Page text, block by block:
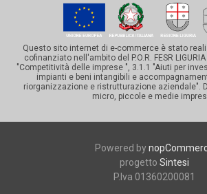
Questo sito internet di e-commerce è stato
cofinanziato nell'ambito del P.O.R. FESR
"Competitività delle imprese ", 3.1.1 "Aiuti per
impianti e beni intangibili e
riorganizzazione e ristrutturazione aziendale".
micro, piccole e medie
Powered by
progetto Sintesi
P.Iva 01360200081